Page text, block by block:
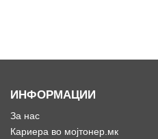
ИНФОРМАЦИИ
За нас
Кариера во мојтонер.мк